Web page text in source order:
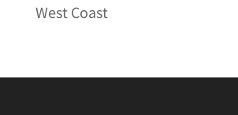
West Coast